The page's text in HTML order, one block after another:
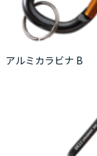
アルミカラビナ B